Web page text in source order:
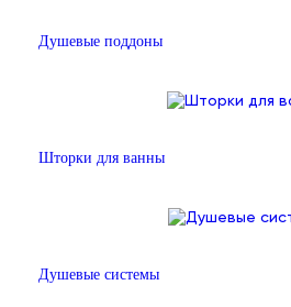
Душевые поддоны
Шторки для ванны
Душевые системы